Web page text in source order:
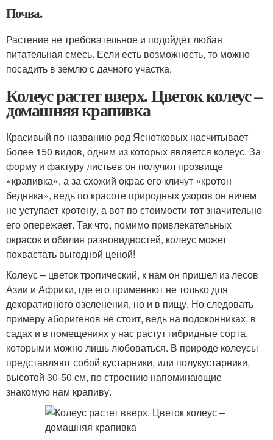
Почва.
Растение не требовательное и подойдёт любая
питательная смесь. Если есть возможность, то можно
посадить в землю с дачного участка.
Колеус растет вверх. Цветок колеус –
домашняя крапивка
Красивый по названию род Яснотковых насчитывает
более 150 видов, одним из которых является колеус. За
форму и фактуру листьев он получил прозвище
«крапивка», а за схожий окрас его кличут «кротон
бедняка», ведь по красоте природных узоров он ничем
не уступает кротону, а вот по стоимости тот значительно
его опережает. Так что, помимо привлекательных
окрасок и обилия разновидностей, колеус может
похвастать выгодной ценой!
Колеус – цветок тропический, к нам он пришел из лесов
Азии и Африки, где его применяют не только для
декоративного озеленения, но и в пищу. Но следовать
примеру аборигенов не стоит, ведь на подоконниках, в
садах и в помещениях у нас растут гибридные сорта,
которыми можно лишь любоваться. В природе колеусы
представляют собой кустарники, или полукустарники,
высотой 30-50 см, по строению напоминающие
знакомую нам крапиву.